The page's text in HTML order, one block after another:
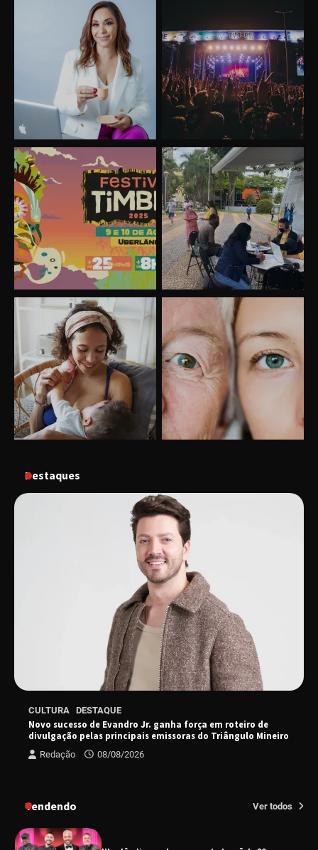
Destaques
CULTURA DESTAQUE
Novo sucesso de Evandro Jr. ganha força em roteiro de
divulgação pelas principais emissoras do Triângulo Mineiro
Redação 08/08/2026
Tendendo Ver todos
Uberlândia recebe o projeto “Experiência Rio”
no dia 17 de junho
“Vozes pela Vida” celebra 10 anos com show
em Uberlândia
gastronomia de Uberlândia em dois dias de
evento gratuito
“Uma prosa de valor” é o tema da roda de
conversa com o diretor e a produtora do
espetáculo Bárbara
“Tom na Fazenda” retorna à Uberlândia após
sucesso absoluto em 2025
Senac em Uberlândia oferece curso gratuito
de Tricologia e Terapia Capilar